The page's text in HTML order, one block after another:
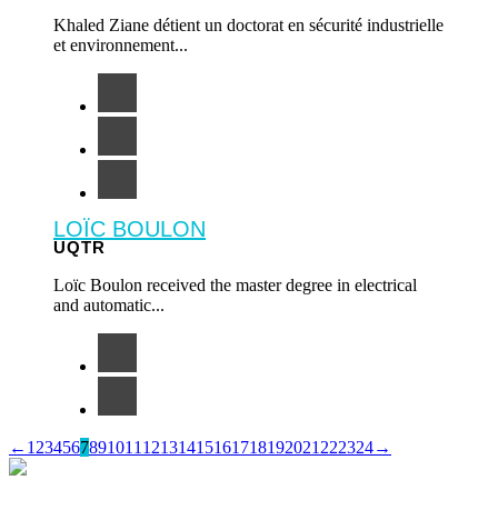
Khaled Ziane détient un doctorat en sécurité industrielle
et environnement...
LOÏC BOULON
UQTR
Loïc Boulon received the master degree in electrical
and automatic...
← 1 234567891011 12131415161718192021 222324→